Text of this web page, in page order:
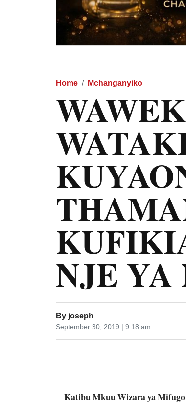
Home Mchanganyiko
NJE YA
By joseph
September 30, 2019 | 9:18 am
Katibu Mkuu Wizara ya